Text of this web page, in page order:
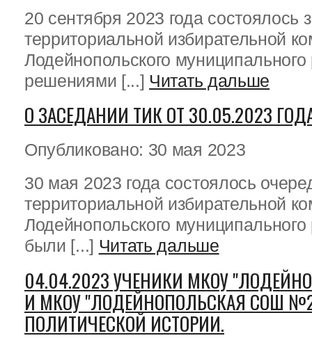
20 сентября 2023 года состоялось
территориальной избирательной
Лодейнопольского
решениями [...] Читать дальше
О ЗАСЕДАНИИ ТИК ОТ 30.05.2023
Опубликовано: 30 мая 2023
30 мая 2023 года состоялось
территориальной избирательной
Лодейнопольского
были [...] Читать дальше
04.04.2023 УЧЕНИКИ МКОУ
И МКОУ "ЛОДЕЙНОПОЛЬСКАЯ СОШ
ПОЛИТИЧЕСКОЙ ИСТОРИИ.